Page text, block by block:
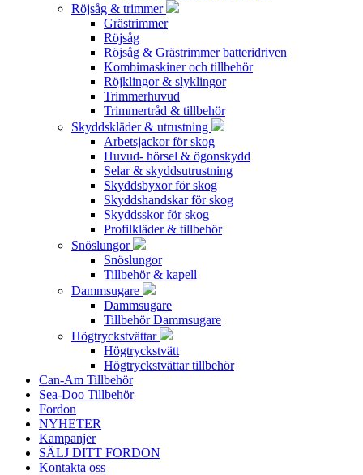
Röjsåg & trimmer
Grästrimmer
Röjsåg
Röjsåg & Grästrimmer batteridriven
Kombimaskiner och tillbehör
Röjklingor & slyklingor
Trimmerhuvud
Trimmertråd & tillbehör
Skyddskläder & utrustning
Arbetsjackor för skog
Huvud- hörsel & ögonskydd
Selar & skyddsutrustning
Skyddsbyxor för skog
Skyddshandskar för skog
Skyddsskor för skog
Profilkläder & tillbehör
Snöslungor
Snöslungor
Tillbehör & kapell
Dammsugare
Dammsugare
Tillbehör Dammsugare
Högtryckstvättar
Högtryckstvätt
Högtryckstvättar tillbehör
Can-Am Tillbehör
Sea-Doo Tillbehör
Fordon
NYHETER
Kampanjer
SÄLJ DITT FORDON
Kontakta oss